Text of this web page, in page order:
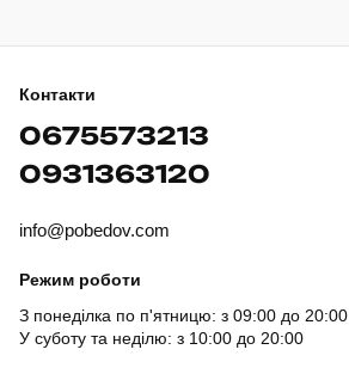
Контакти
0675573213
0931363120
info@pobedov.com
Режим роботи
З понеділка по п'ятницю: з 09:00 до 20:00
У суботу та неділю: з 10:00 до 20:00